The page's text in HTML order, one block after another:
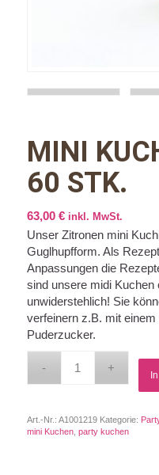
MINI
60 STK.
63,00 € inkl. MwSt.
Unser Zitronen mini
Guglhupfform. Als
Anpassungen die
sind unsere midi
unwiderstehlich! Sie
verfeinern z.B. mit
Puderzucker.
Art.-Nr.: A1001219 Kategorie:
mini Kuchen, party kuchen